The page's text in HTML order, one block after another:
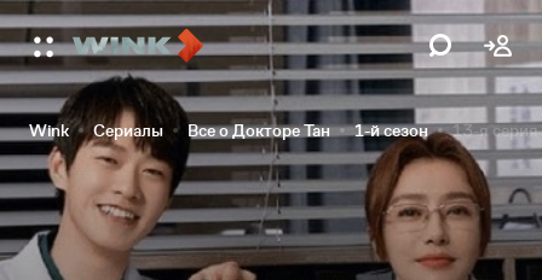
Wink Сериалы Все о Докторе Тан 1-й сезон 13-я серия